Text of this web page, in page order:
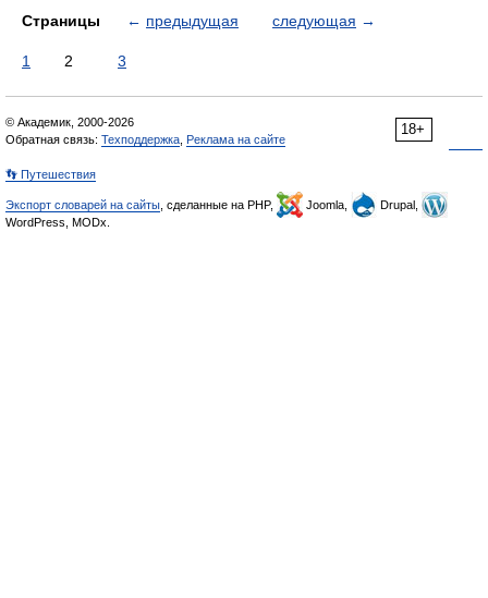
Страницы ← предыдущая следующая →
1 2 3
18+
© Академик, 2000-2026
Обратная связь: Техподдержка Реклама на сайте
👣 Путешествия
Экспорт словарей на сайты , сделанные на PHP, Joomla,
Drupal,
WordPress, MODx.